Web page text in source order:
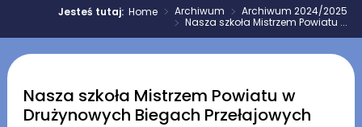
Jesteś tutaj:Home > Archiwum > Archiwum 2024/2025
> Nasza szkoła Mistrzem Powiatu ...
Nasza szkoła Mistrzem Powiatu w
Drużynowych Biegach Przełajowych